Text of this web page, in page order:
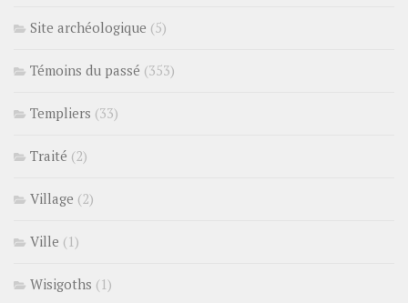
Site archéologique (5)
Témoins du passé (353)
Templiers (33)
Traité (2)
Village (2)
Ville (1)
Wisigoths (1)